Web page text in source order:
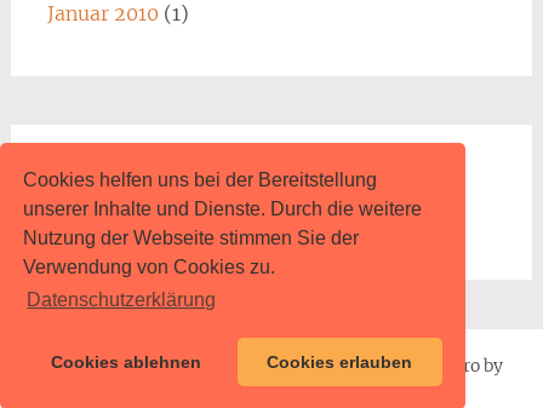
Cookies helfen uns bei der Bereitstellung
unserer Inhalte und Dienste. Durch die weitere
Nutzung der Webseite stimmen Sie der
Verwendung von Cookies zu.
Datenschutzerklärung
Cookies ablehnen Cookies erlauben
Januar 2010 (1)
Impressum
www.content.de
Proudly powered by WordPress| Theme: Radiate Pro by
ThemeGrill.